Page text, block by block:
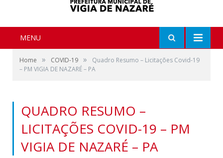
MENU
Home » COVID-19 »
Quadro Resumo – Licitações Covid-19
– PM VIGIA DE NAZARÉ – PA
QUADRO RESUMO –
LICITAÇÕES COVID-19 – PM
VIGIA DE NAZARÉ – PA